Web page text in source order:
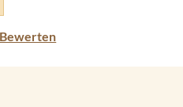
Bewerten